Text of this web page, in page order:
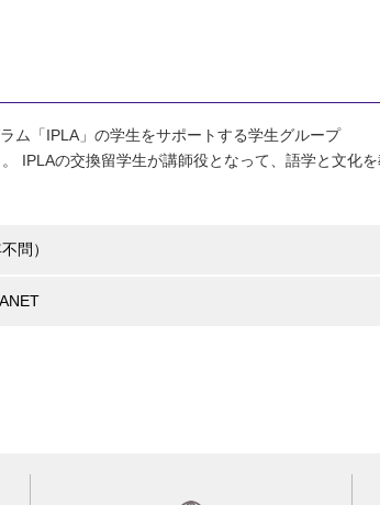
ム「IPLA」の学生をサポートする学生グループ
IPLAの交換留学生が講師役となって、語学と文化を
問）